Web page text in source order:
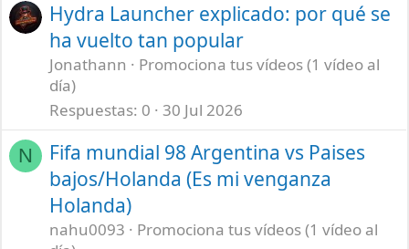
Hydra Launcher explicado: por qué se
ha vuelto tan popular
Jonathann
Promociona tus vídeos (1 vídeo al
día)
Respuestas 0 30 Jul 2026
N
Fifa mundial 98 Argentina vs Paises
bajos/Holanda (Es mi venganza
Holanda)
nahu0093
Promociona tus vídeos (1 vídeo al